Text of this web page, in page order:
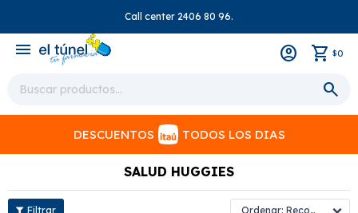
Call center 2406 80 96.
menu $0
DESCUENTOS TODOS LOS DIAS
SALUD HUGGIES
Recomendados
close